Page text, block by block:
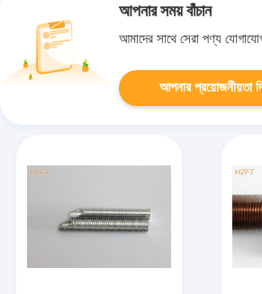
আপনার সময় বাঁচান
আমাদের সাথে সেরা পণ্য
আপনার প্রয়োজনীয়তা